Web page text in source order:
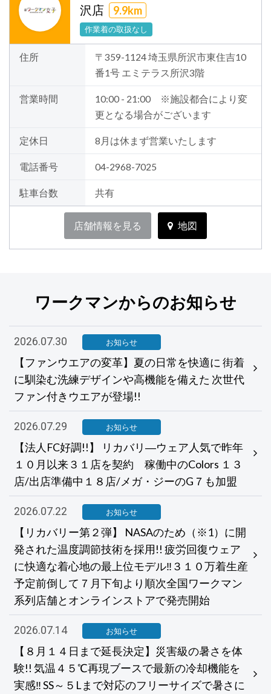
沢店 9.9km
作業着の取扱なし
住所
〒359-1124 埼玉県所沢市東住吉10
番1号 エミテラス所沢3階
営業時間
10:00 - 21:00 ※施設都合により変
更となる場合がございます
定休日 8月は休まず営業いたします
電話番号 04-2968-7025
駐車台数 共有
店舗情報を見る 地図
ワークマンからのお知らせ
2026.07.30 お知らせ
【ファンウエアの変革】夏の日常を快適に 街着
に馴染む洗練デザインや高機能を備えた 次世代
ファン付きウエアが登場!!
2026.07.29 お知らせ
【法人FC好調!!】 リカバリ―ウェア人気で昨年
１０月以来３１店を契約 稼働中のColors １３
店/出店準備中１８店/メガ・ジーのG７も加盟
2026.07.22 お知らせ
【リカバリー第２弾】 NASAのため（※1）に開
発された温度調節技術を採用!! 疲労回復ウェア
に快適な着心地の最上位モデル‼３１０万着生産
予定前倒して７月下旬より順次全国ワークマン
系列店舗とオンラインストアで発売開始
2026.07.14 お知らせ
【８月１４日まで延長決定】災害級の暑さを体
験!! 気温４５℃再現ブースで最新の冷却機能を
実感‼ SS～５Lまで対応のフリーサイズで暑さに